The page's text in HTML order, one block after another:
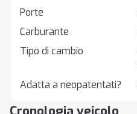
Porte
Carburante
Tipo di cambio
Adatta a neopatentati?